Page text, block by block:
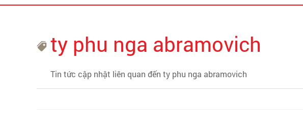
ty phu nga abramovich
Tin tức cập nhật liên quan đến ty phu nga abramovich